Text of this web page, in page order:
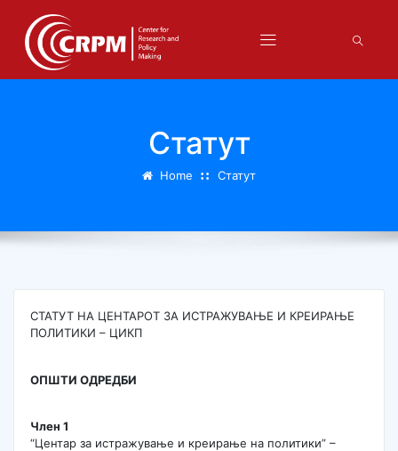
Статут
Home Статут
СТАТУТ НА ЦЕНТАРОТ ЗА ИСТРАЖУВАЊЕ И КРЕИРАЊЕ
ПОЛИТИКИ – ЦИКП
ОПШТИ ОДРЕДБИ
Член 1
“Центар за истражување и креирање на политики” –